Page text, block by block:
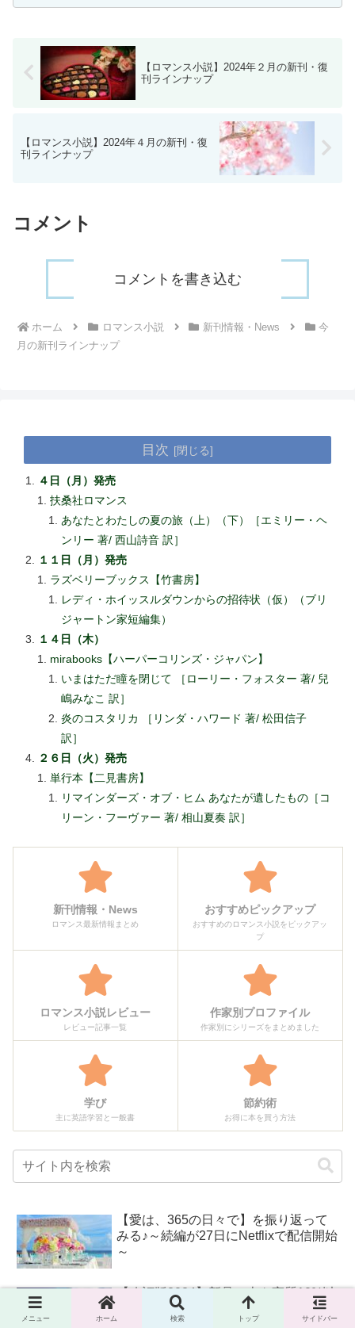
【ロマンス小説】2024年２月の新刊・復
刊ラインナップ
【ロマンス小説】2024年４月の新刊・復
刊ラインナップ
コメント
コメントを書き込む
ホーム ロマンス小説 新刊情報・News
今
月の新刊ラインナップ
目次
４日（月）発売
扶桑社ロマンス
あなたとわたしの夏の旅（上）（下）［エミリー・ヘ
ンリー 著/ 西山詩音 訳］
１１日（月）発売
ラズベリーブックス【竹書房】
レディ・ホイッスルダウンからの招待状（仮）（ブリ
ジャートン家短編集）
１４日（木）
mirabooks【ハーパーコリンズ・ジャパン】
いまはただ瞳を閉じて ［ローリー・フォスター 著/ 兒
嶋みなこ 訳］
炎のコスタリカ ［リンダ・ハワード 著/ 松田信子
訳］
２６日（火）発売
単行本【二見書房】
リマインダーズ・オブ・ヒム あなたが遺したもの［コ
リーン・フーヴァー 著/ 相山夏奏 訳］
新刊情報・News
ロマンス最新情報まとめ
おすすめピックアップ
おすすめのロマンス小説をピックアッ
プ
ロマンス小説レビュー
レビュー記事一覧
作家別プロファイル
作家別にシリーズをまとめました
学び
主に英語学習と一般書
節約術
お得に本を買う方法
【愛は、365の日々で】を振り返って
みる♪～続編が27日にNetflixで配信開始
～
【改訂版2024】新品の本を実質10%以
上安く買う方法㊙
メニュー ホーム 検索 トップ サイドバー